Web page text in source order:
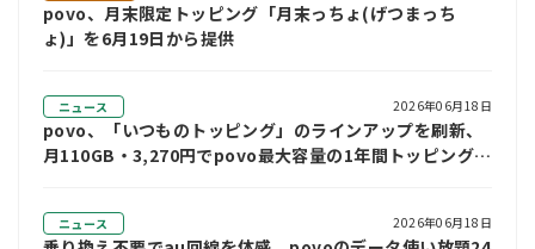
povo、月末限定トッピング「月末っちょ(げつまっち
ょ)」を6月19日から提供
ニュース 2026年06月18日
povo、「いつものトッピング」のラインアップを刷新、
月110GB・3,270円でpovo最大容量の1年間トッピングを
ニュース 2026年06月18日